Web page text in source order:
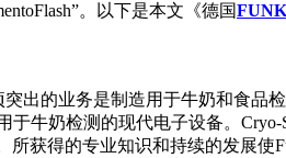
。以下是本文《德国
出的业务是制造用于牛奶和食
牛奶检测的现代电子设备。
获得的专业知识和持续的发展